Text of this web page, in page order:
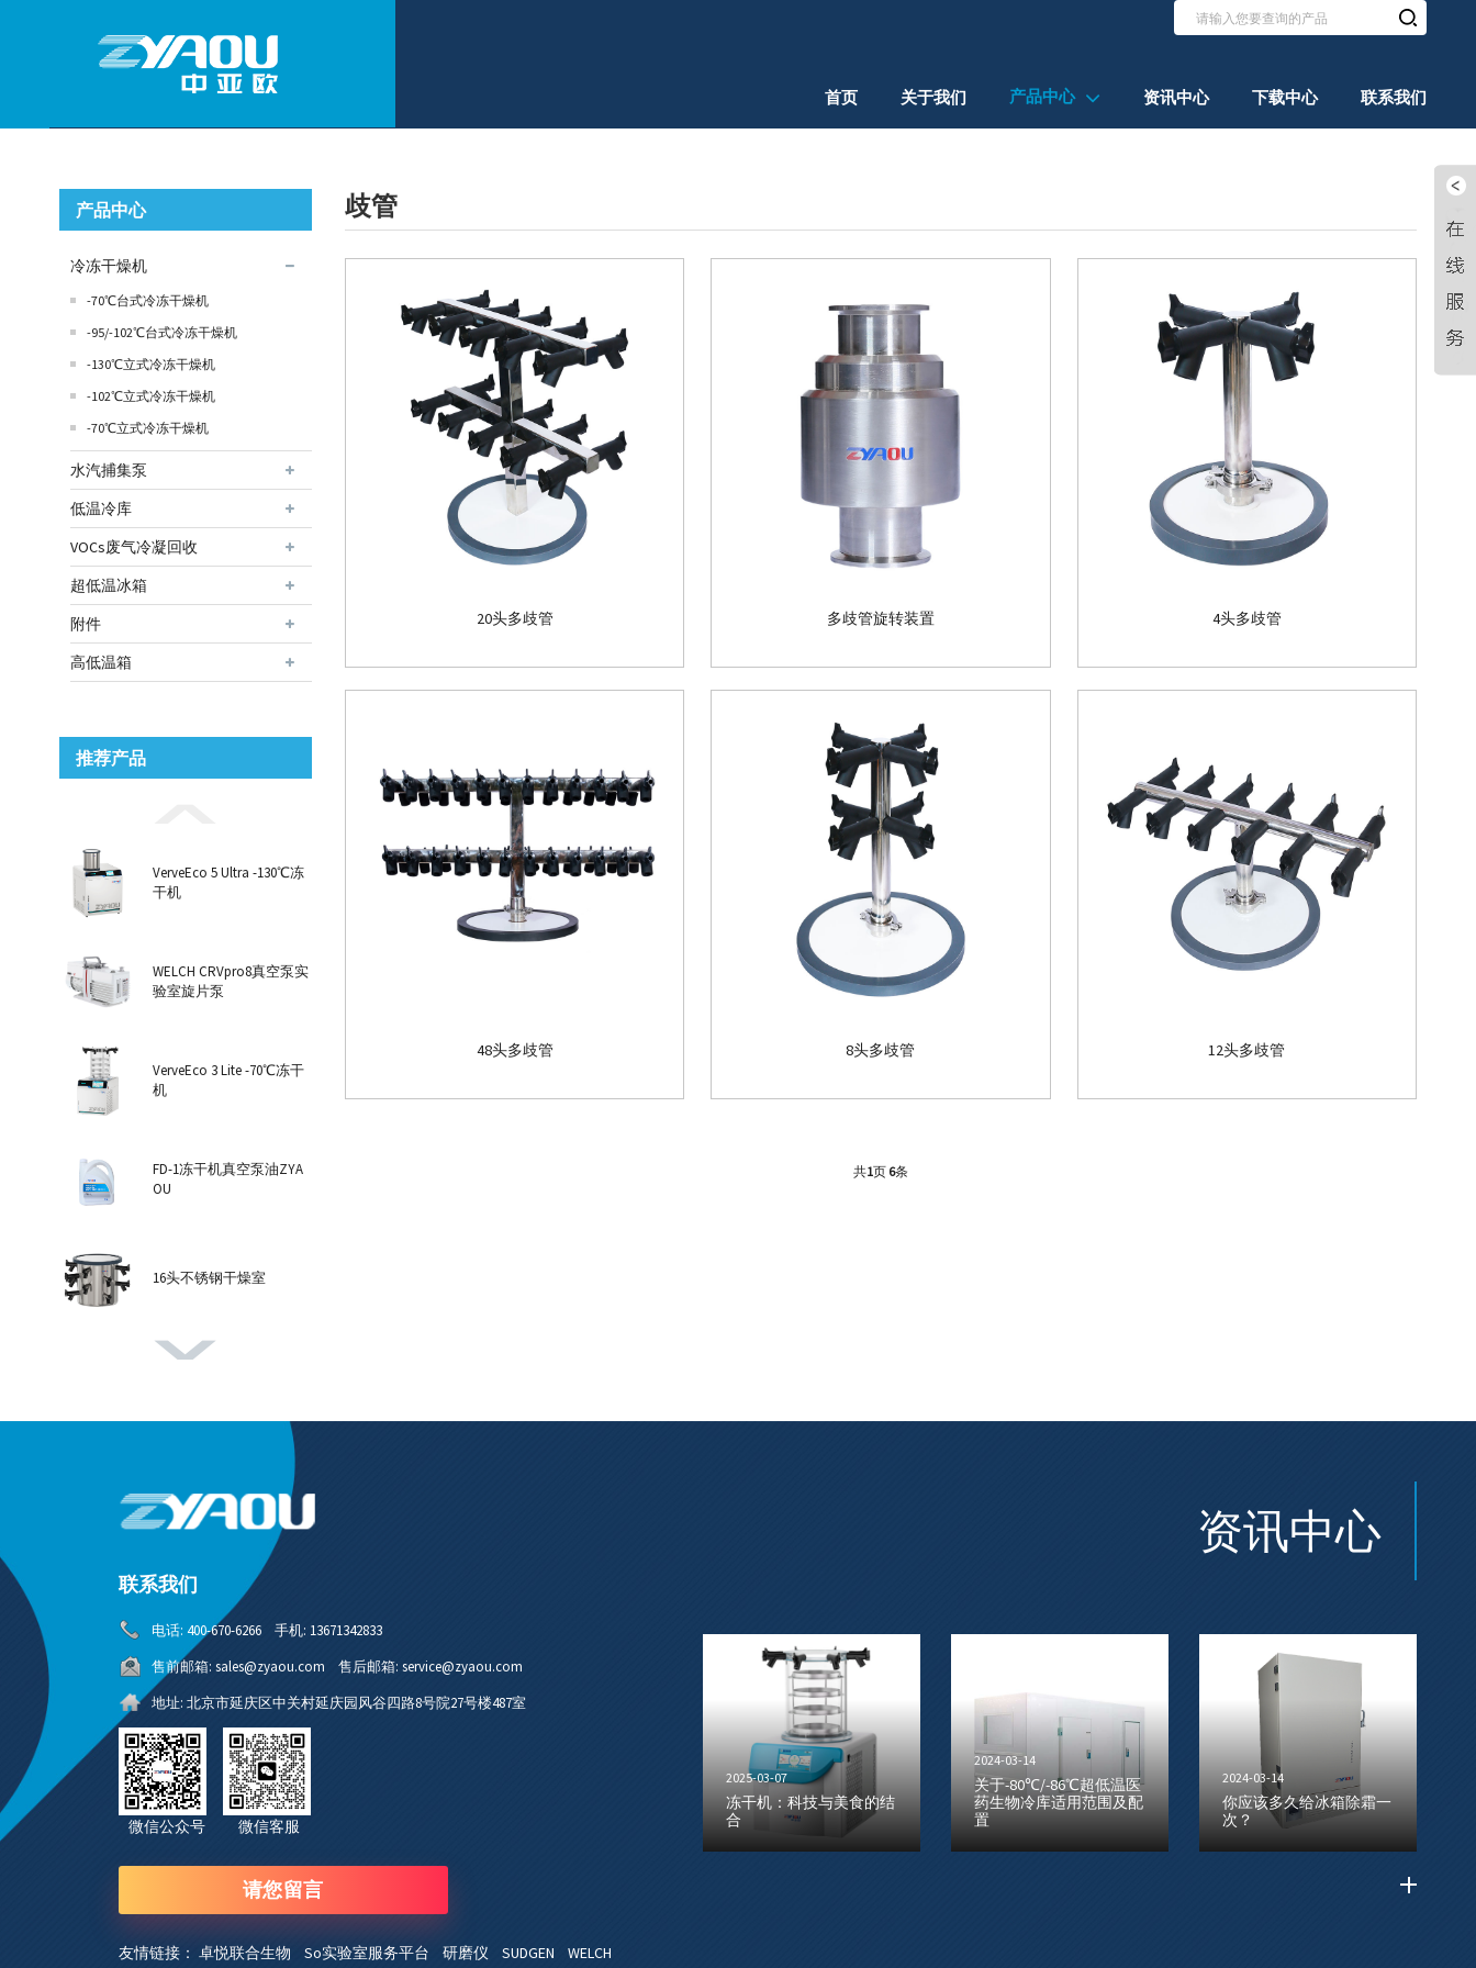
首页 关于我们 产品中心 资讯中心 下载中心 联系我们
产品中心
冷冻干燥机
-70℃台式冷冻干燥机
-95/-102℃台式冷冻干燥机
-130℃立式冷冻干燥机
-102℃立式冷冻干燥机
-70℃立式冷冻干燥机
水汽捕集泵
低温冷库
VOCs废气冷凝回收
超低温冰箱
附件
高低温箱
推荐产品
VerveEco 5 Ultra -130℃冻
干机
WELCH CRVpro8真空泵实
验室旋片泵
VerveEco 3 Lite -70℃冻干
机
FD-1冻干机真空泵油ZYA
OU
16头不锈钢干燥室
8头透明干燥室氧化铝盖
E 3 Lite -70℃冻干机
透明干燥室
nXDS10iC耐腐蚀涡旋干泵
无油真空泵EDWARDS/爱
德华
歧管
20头多歧管 多歧管旋转装置 4头多歧管
48头多歧管 8头多歧管 12头多歧管
共1页 6条
资讯中心
2025-03-07
冻干机：科技与美食的结
合
2024-03-14
关于-80℃/-86℃超低温医
药生物冷库适用范围及配
置
2024-03-14
你应该多久给冰箱除霜一
次？
联系我们
电话: 400-670-6266 手机: 13671342833
售前邮箱: sales@zyaou.com 售后邮箱: service@zyaou.com
地址: 北京市延庆区中关村延庆园风谷四路8号院27号楼487室
微信公众号 微信客服
请您留言
友情链接： 卓悦联合生物 So实验室服务平台 研磨仪 SUDGEN WELCH